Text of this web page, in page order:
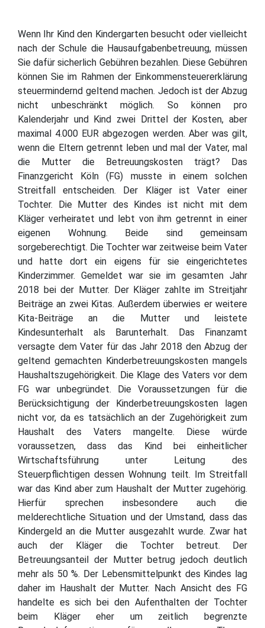
Wenn Ihr Kind den Kindergarten besucht oder vielleicht
nach der Schule die Hausaufgabenbetreuung, müssen
Sie dafür sicherlich Gebühren bezahlen. Diese Gebühren
können Sie im Rahmen der Einkommensteuererklärung
steuermindernd geltend machen. Jedoch ist der Abzug
nicht unbeschränkt möglich. So können pro
Kalenderjahr und Kind zwei Drittel der Kosten, aber
maximal 4.000 EUR abgezogen werden. Aber was gilt,
wenn die Eltern getrennt leben und mal der Vater, mal
die Mutter die Betreuungskosten trägt? Das
Finanzgericht Köln (FG) musste in einem solchen
Streitfall entscheiden. Der Kläger ist Vater einer
Tochter. Die Mutter des Kindes ist nicht mit dem
Kläger verheiratet und lebt von ihm getrennt in einer
eigenen Wohnung. Beide sind gemeinsam
sorgeberechtigt. Die Tochter war zeitweise beim Vater
und hatte dort ein eigens für sie eingerichtetes
Kinderzimmer. Gemeldet war sie im gesamten Jahr
2018 bei der Mutter. Der Kläger zahlte im Streitjahr
Beiträge an zwei Kitas. Außerdem überwies er weitere
Kita-Beiträge an die Mutter und leistete
Kindesunterhalt als Barunterhalt. Das Finanzamt
versagte dem Vater für das Jahr 2018 den Abzug der
geltend gemachten Kinderbetreuungskosten mangels
Haushaltszugehörigkeit. Die Klage des Vaters vor dem
FG war unbegründet. Die Voraussetzungen für die
Berücksichtigung der Kinderbetreuungskosten lagen
nicht vor, da es tatsächlich an der Zugehörigkeit zum
Haushalt des Vaters mangelte. Diese würde
voraussetzen, dass das Kind bei einheitlicher
Wirtschaftsführung unter Leitung des
Steuerpflichtigen dessen Wohnung teilt. Im Streitfall
war das Kind aber zum Haushalt der Mutter zugehörig.
Hierfür sprechen insbesondere auch die
melderechtliche Situation und der Umstand, dass das
Kindergeld an die Mutter ausgezahlt wurde. Zwar hat
auch der Kläger die Tochter betreut. Der
Betreuungsanteil der Mutter betrug jedoch deutlich
mehr als 50 %. Der Lebensmittelpunkt des Kindes lag
daher im Haushalt der Mutter. Nach Ansicht des FG
handelte es sich bei den Aufenthalten der Tochter
beim Kläger eher um zeitlich begrenzte